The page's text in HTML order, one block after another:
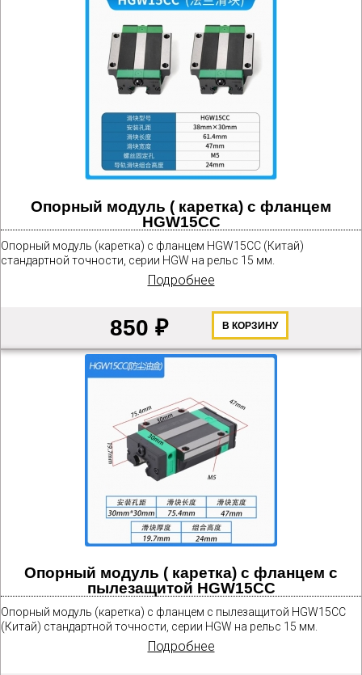
Опорный модуль ( каретка) с фланцем
HGW15CC
Опорный модуль (каретка) с фланцем HGW15CС (Китай)
стандартной точности, серии HGW на рельс 15 мм.
Подробнее
850 ₽ В КОРЗИНУ
Опорный модуль ( каретка) с фланцем с
пылезащитой HGW15CC
Опорный модуль (каретка) с фланцем с пылезащитой HGW15CС
(Китай) стандартной точности, серии HGW на рельс 15 мм.
Подробнее